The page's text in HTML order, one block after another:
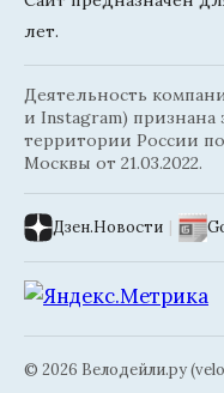
лет.
Деятельность
и Instagram) признана
территории России
Москвы от 21.03.2022.
Дзен.Новости
© 2026 Велодейли.ру